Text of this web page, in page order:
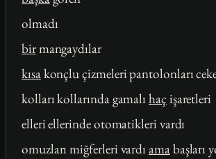
olmadı
birmangaydılar
kısakonçlu çizmeleri pantolonları
kolları kollarında gamalıhaç işaretleri
elleri ellerinde otomatikleri vardı
omuzları miğferleri vardıamabaşları